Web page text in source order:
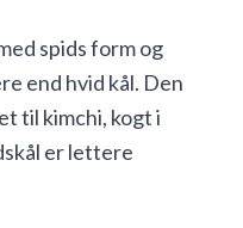
spids form og
end hvid kål. Den
til kimchi, kogt i
er lettere